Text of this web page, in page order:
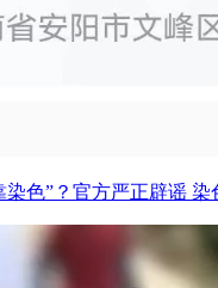
染色”？官方严正辟谣